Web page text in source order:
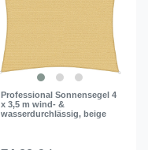
1
Professional Sonnensegel 4
x 3,5 m wind- &
wasserdurchlässig, beige